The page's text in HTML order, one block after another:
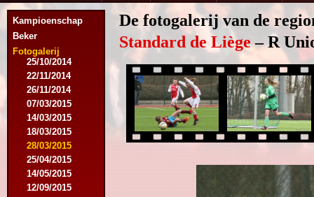
Kampioenschap
Beker
Fotogalerij
31/08/2014
13/09/2014
27/09/2014
18/10/2014
25/10/2014
22/11/2014
26/11/2014
07/03/2015
14/03/2015
18/03/2015
28/03/2015
25/04/2015
14/05/2015
12/09/2015
De fotogalerij van de
Standard de Liège– R